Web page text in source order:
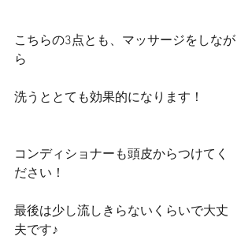
こちらの3点とも、マッサージをしなが
ら
洗うととても効果的になります！
コンディショナーも頭皮からつけてく
ださい！
最後は少し流しきらないくらいで大丈
夫です♪